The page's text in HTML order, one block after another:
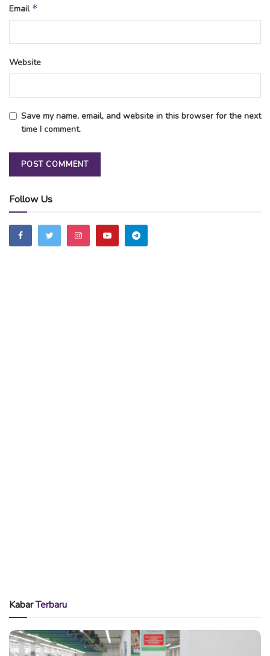
Email *
Website
Save my name, email, and website in this browser for the next
time I comment.
Follow Us
KabarTerbaru